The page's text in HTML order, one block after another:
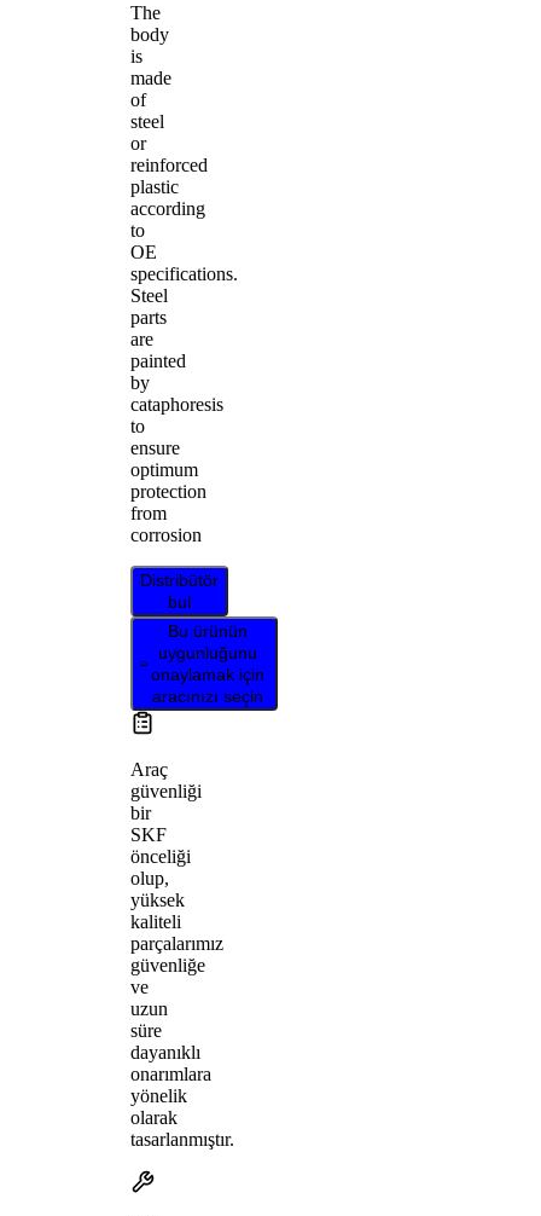
The
body
is
made
of
steel
or
reinforced
plastic
according
to
OE
specifications.
Steel
parts
are
painted
by
cataphoresis
to
ensure
optimum
protection
from
corrosion
Distribütör
bul
Bu ürünün
uygunluğunu
onaylamak için
aracınızı seçin
Araç
güvenliği
bir
SKF
önceliği
olup,
yüksek
kaliteli
parçalarımız
güvenliğe
ve
uzun
süre
dayanıklı
onarımlara
yönelik
olarak
tasarlanmıştır.